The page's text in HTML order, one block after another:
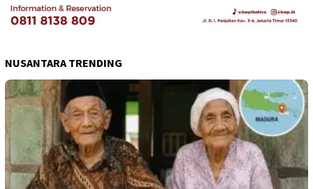
NUSANTARA TRENDING